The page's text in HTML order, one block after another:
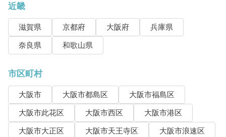
近畿
滋賀県 京都府 大阪府
兵庫県
奈良県
和歌山県
市区町村
大阪市 大阪市都島区
大阪市福島区
大阪市此花区
大阪市西区
大阪市港区
大阪市大正区
大阪市天王寺区
大阪市浪速区